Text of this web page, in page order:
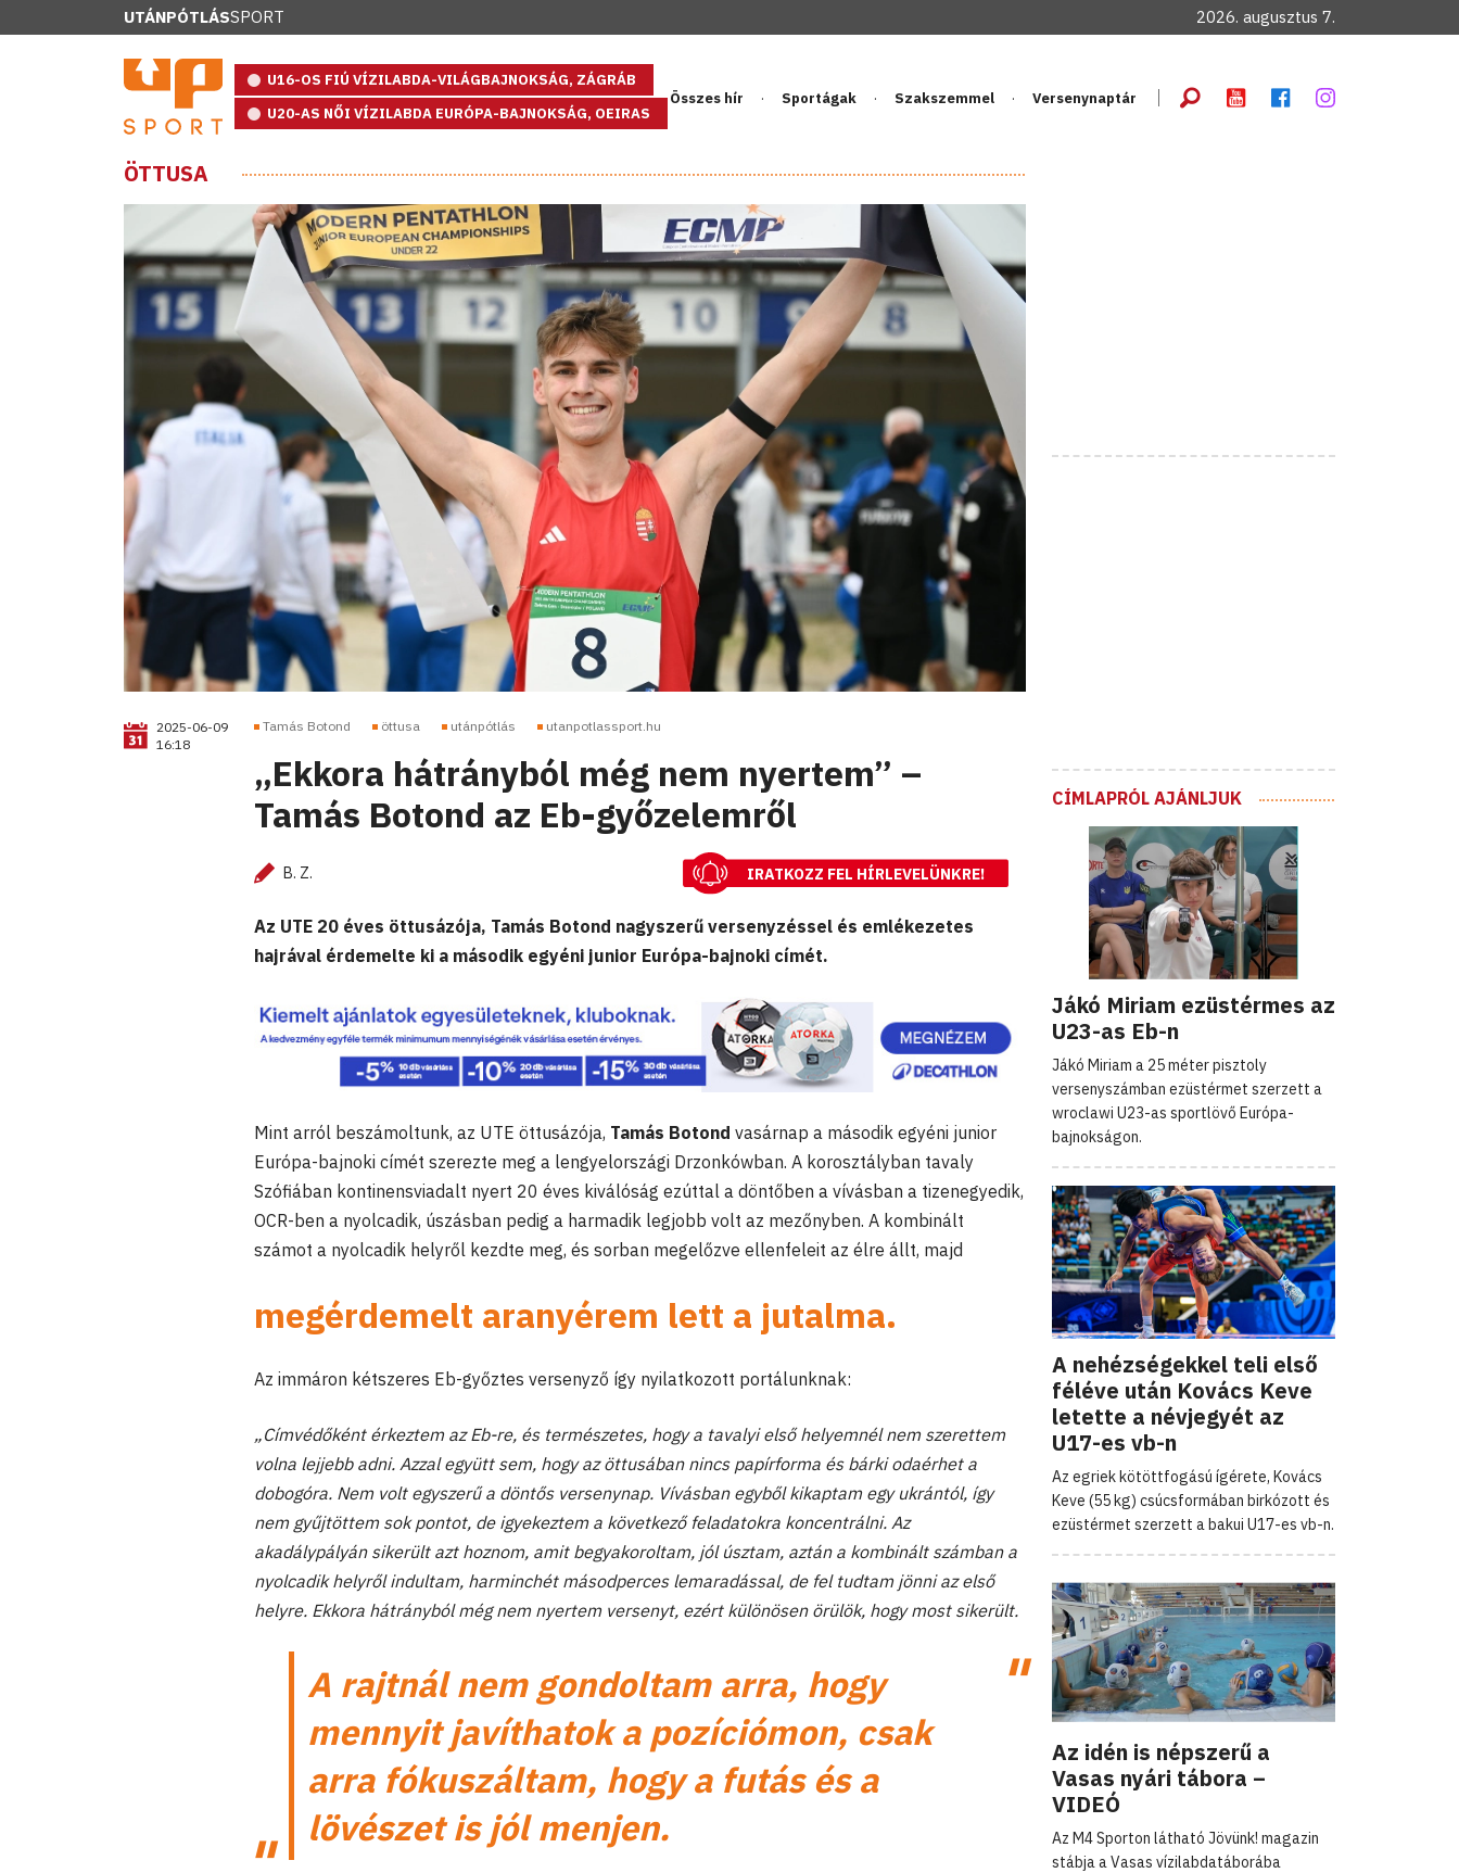
UTÁNPÓTLÁSSPORT 2026. augusztus 7.
U16-OS FIÚ VÍZILABDA-VILÁGBAJNOKSÁG, ZÁGRÁB
U20-AS NŐI VÍZILABDA EURÓPA-BAJNOKSÁG, OEIRAS
Összes hír Sportágak Szakszemmel Versenynaptár
ÖTTUSA
2025-06-09
16:18
Tamás Botond öttusa utánpótlás utanpotlassport.hu
„Ekkora hátrányból még nem nyertem” –
Tamás Botond az Eb-győzelemről
B. Z. IRATKOZZ FEL HÍRLEVELÜNKRE!
Az UTE 20 éves öttusázója, Tamás Botond nagyszerű versenyzéssel és emlékezetes
hajrával érdemelte ki a második egyéni junior Európa-bajnoki címét.
Mint arról beszámoltunk, az UTE öttusázója, Tamás Botond vasárnap a második egyéni junior
Európa-bajnoki címét szerezte meg a lengyelországi Drzonkówban. A korosztályban tavaly
Szófiában kontinensviadalt nyert 20 éves kiválóság ezúttal a döntőben a vívásban a tizenegyedik,
OCR-ben a nyolcadik, úszásban pedig a harmadik legjobb volt az mezőnyben. A kombinált
számot a nyolcadik helyről kezdte meg, és sorban megelőzve ellenfeleit az élre állt, majd
megérdemelt aranyérem lett a jutalma.
Az immáron kétszeres Eb-győztes versenyző így nyilatkozott portálunknak:
„Címvédőként érkeztem az Eb-re, és természetes, hogy a tavalyi első helyemnél nem szerettem
volna lejjebb adni. Azzal együtt sem, hogy az öttusában nincs papírforma és bárki odaérhet a
dobogóra. Nem volt egyszerű a döntős versenynap. Vívásban egyből kikaptam egy ukrántól, így
nem gyűjtöttem sok pontot, de igyekeztem a következő feladatokra koncentrálni. Az
akadálypályán sikerült azt hoznom, amit begyakoroltam, jól úsztam, aztán a kombinált számban a
nyolcadik helyről indultam, harminchét másodperces lemaradással, de fel tudtam jönni az első
helyre. Ekkora hátrányból még nem nyertem versenyt, ezért különösen örülök, hogy most sikerült.
A rajtnál nem gondoltam arra, hogy
mennyit javíthatok a pozíciómon, csak
arra fókuszáltam, hogy a futás és a
lövészet is jól menjen.
CÍMLAPRÓL AJÁNLJUK
Jákó Miriam ezüstérmes az
U23-as Eb-n
Jákó Miriam a 25 méter pisztoly
versenyszámban ezüstérmet szerzett a
wroclawi U23-as sportlövő Európa-
bajnokságon.
A nehézségekkel teli első
féléve után Kovács Keve
letette a névjegyét az
U17-es vb-n
Az egriek kötöttfogású ígérete, Kovács
Keve (55 kg) csúcsformában birkózott és
ezüstérmet szerzett a bakui U17-es vb-n.
Az idén is népszerű a
Vasas nyári tábora –
VIDEÓ
Az M4 Sporton látható Jövünk! magazin
stábja a Vasas vízilabdatáborába